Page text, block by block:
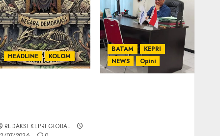
HEADLINE KOLOM
REDAKSI KEPRI GLOBAL
BATAM
KEPRI
NEWS
Opini